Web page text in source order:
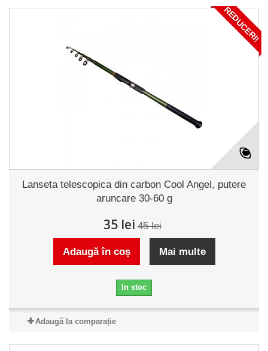
REDUCERI!
Lanseta telescopica din carbon Cool Angel, putere
aruncare 30-60 g
35 lei 45 lei
Adaugă în coș Mai multe
In stoc
Adaugă la comparație